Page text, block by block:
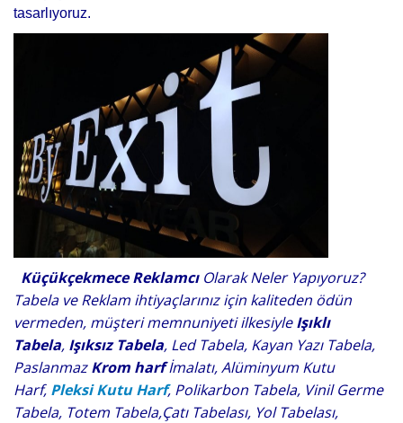
tasarlıyoruz.
Küçükçekmece ReklamcıOlarak Neler Yapıyoruz?
Tabela ve Reklam ihtiyaçlarınız için kaliteden ödün
vermeden, müşteri memnuniyeti ilkesiyleIşıklı
Tabela, Işıksız Tabela, Led Tabela, Kayan Yazı Tabela,
PaslanmazKrom harfİmalatı, Alüminyum Kutu
Harf, Pleksi Kutu Harf, Polikarbon Tabela, Vinil Germe
Tabela, Totem Tabela,Çatı Tabelası, Yol Tabelası,